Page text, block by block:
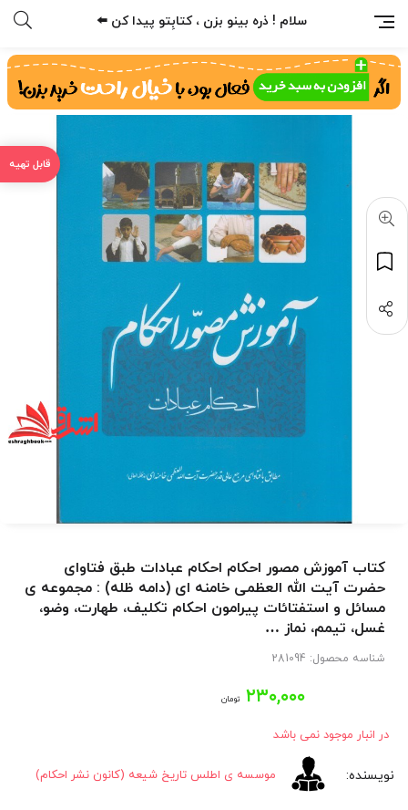
سلام ! ذره بینو بزن ، کتابِتو پیدا کن ⬅️
کتاب آموزش مصور احکام احکام عبادات طبق فتاوای
حضرت آیت الله العظمی خامنه ای (دامه ظله) : مجموعه ی
مسائل و استفتائات پیرامون احکام تکلیف، طهارت، وضو،
غسل، تیمم، نماز …
شناسه محصول: 281094
۲۳۰,۰۰۰ تومان
در انبار موجود نمی باشد
موسسه ی اطلس تاریخ شیعه (کانون نشر احکام)